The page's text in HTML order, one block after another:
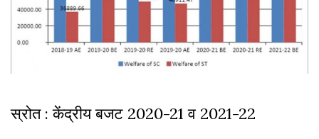
स्रोत : केंद्रीय बजट 2020-21 व 2021-22